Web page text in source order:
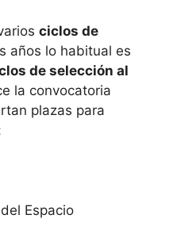
ciclos de
años lo habitual es
de selección al
la convocatoria
plazas para
Espacio